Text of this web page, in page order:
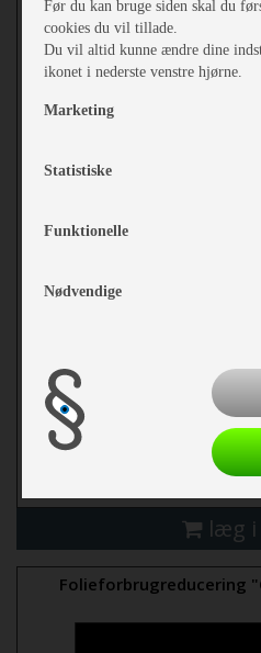
kr
læg
Folieforbrugreducering
Før du kan bruge siden skal du
cookies du vil tillade.
Du vil altid kunne ændre dine
ikonet i nederste venstre hjørne.
Marketing
Statistiske
Funktionelle
Nødvendige